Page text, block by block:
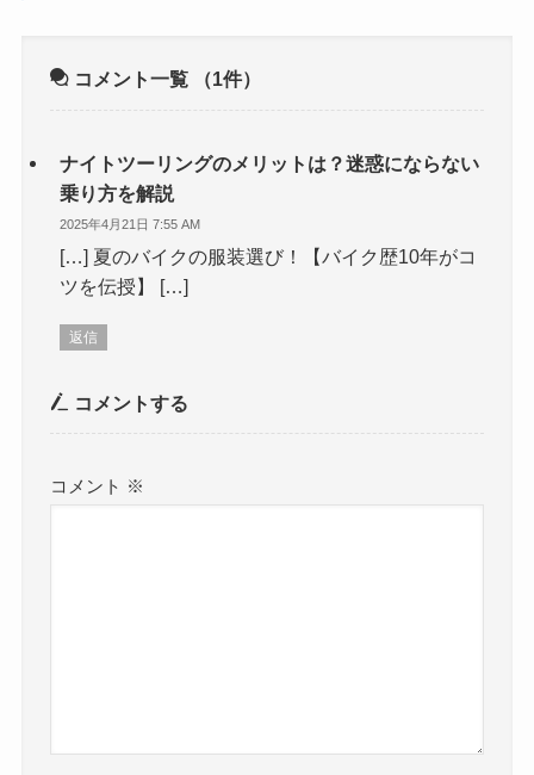
コメント一覧 （1件）
ナイトツーリングのメリットは？迷惑にならない
乗り方を解説
2025年4月21日 7:55 AM
[…] 夏のバイクの服装選び！【バイク歴10年がコ
ツを伝授】 […]
返信
コメントする
コメント ※